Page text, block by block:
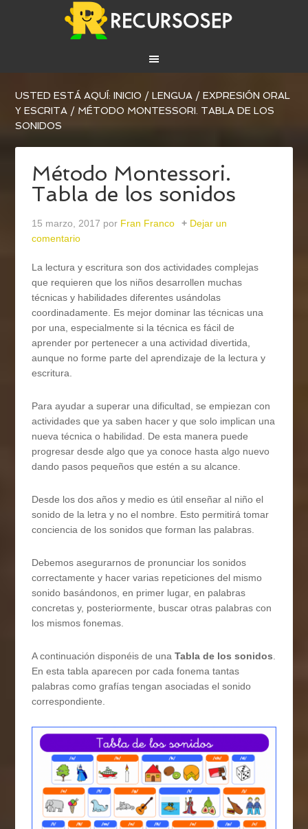
USTED ESTÁ AQUÍ:INICIO / LENGUA / EXPRESIÓN ORAL
Y ESCRITA / MÉTODO MONTESSORI. TABLA DE LOS
SONIDOS
Método Montessori.
Tabla de los sonidos
15 marzo, 2017 por Fran Franco
Dejar un
comentario
La lectura y escritura son dos actividades complejas
que requieren que los niños desarrollen muchas
técnicas y habilidades diferentes usándolas
coordinadamente. Es mejor dominar las técnicas una
por una, especialmente si la técnica es fácil de
aprender por pertenecer a una actividad divertida,
aunque no forme parte del aprendizaje de la lectura y
escritura.
Para ayudar a superar una dificultad, se empiezan con
actividades que ya saben hacer y que solo implican una
nueva técnica o habilidad. De esta manera puede
progresar desde algo que ya conoce hasta algo nuevo
dando pasos pequeños que estén a su alcance.
Desde los dos años y medio es útil enseñar al niño el
sonido de la letra y no el nombre. Esto permitirá tomar
conciencia de los sonidos que forman las palabras.
Debemos asegurarnos de pronunciar los sonidos
correctamente y hacer varias repeticiones del mismo
sonido basándonos, en primer lugar, en palabras
concretas y, posteriormente, buscar otras palabras con
los mismos fonemas.
A continuación disponéis de unaTabla de los sonidos.
En esta tabla aparecen por cada fonema tantas
palabras como grafías tengan asociadas el sonido
correspondiente.